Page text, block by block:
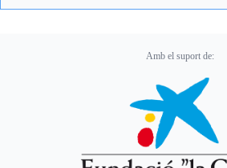
Amb el suport de: